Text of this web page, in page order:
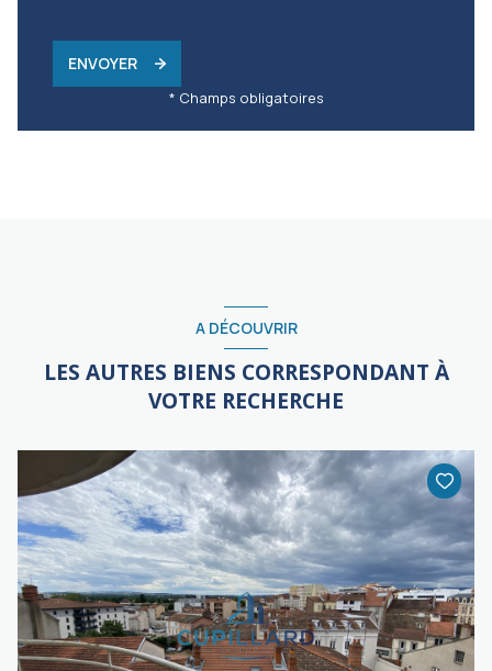
ENVOYER
* Champs obligatoires
A DÉCOUVRIR
LES AUTRES BIENS CORRESPONDANT À
VOTRE RECHERCHE